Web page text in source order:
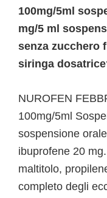
100mg/5ml
mg/5 ml
senza zucchero
siringa
NUROFEN
100mg/5ml
sospensione
ibuprofene 20
maltitolo,
completo degli